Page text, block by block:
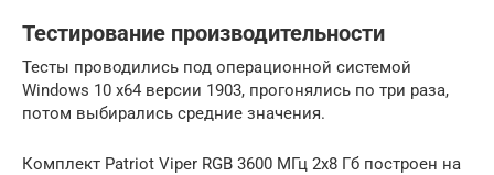
Тестирование производительности
Тесты проводились под операционной системой
Windows 10 x64 версии 1903, прогонялись по три раза,
потом выбирались средние значения.
Комплект Patriot Viper RGB 3600 МГц 2х8 Гб построен на